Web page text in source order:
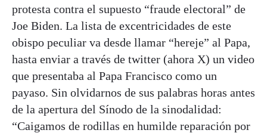
protesta contra el supuesto “fraude electoral” de
Joe Biden. La lista de excentricidades de este
obispo peculiar va desde llamar “hereje” al Papa,
hasta enviar a través de twitter (ahora X) un video
que presentaba al Papa Francisco como un
payaso. Sin olvidarnos de sus palabras horas antes
de la apertura del Sínodo de la sinodalidad:
“Caigamos de rodillas en humilde reparación por